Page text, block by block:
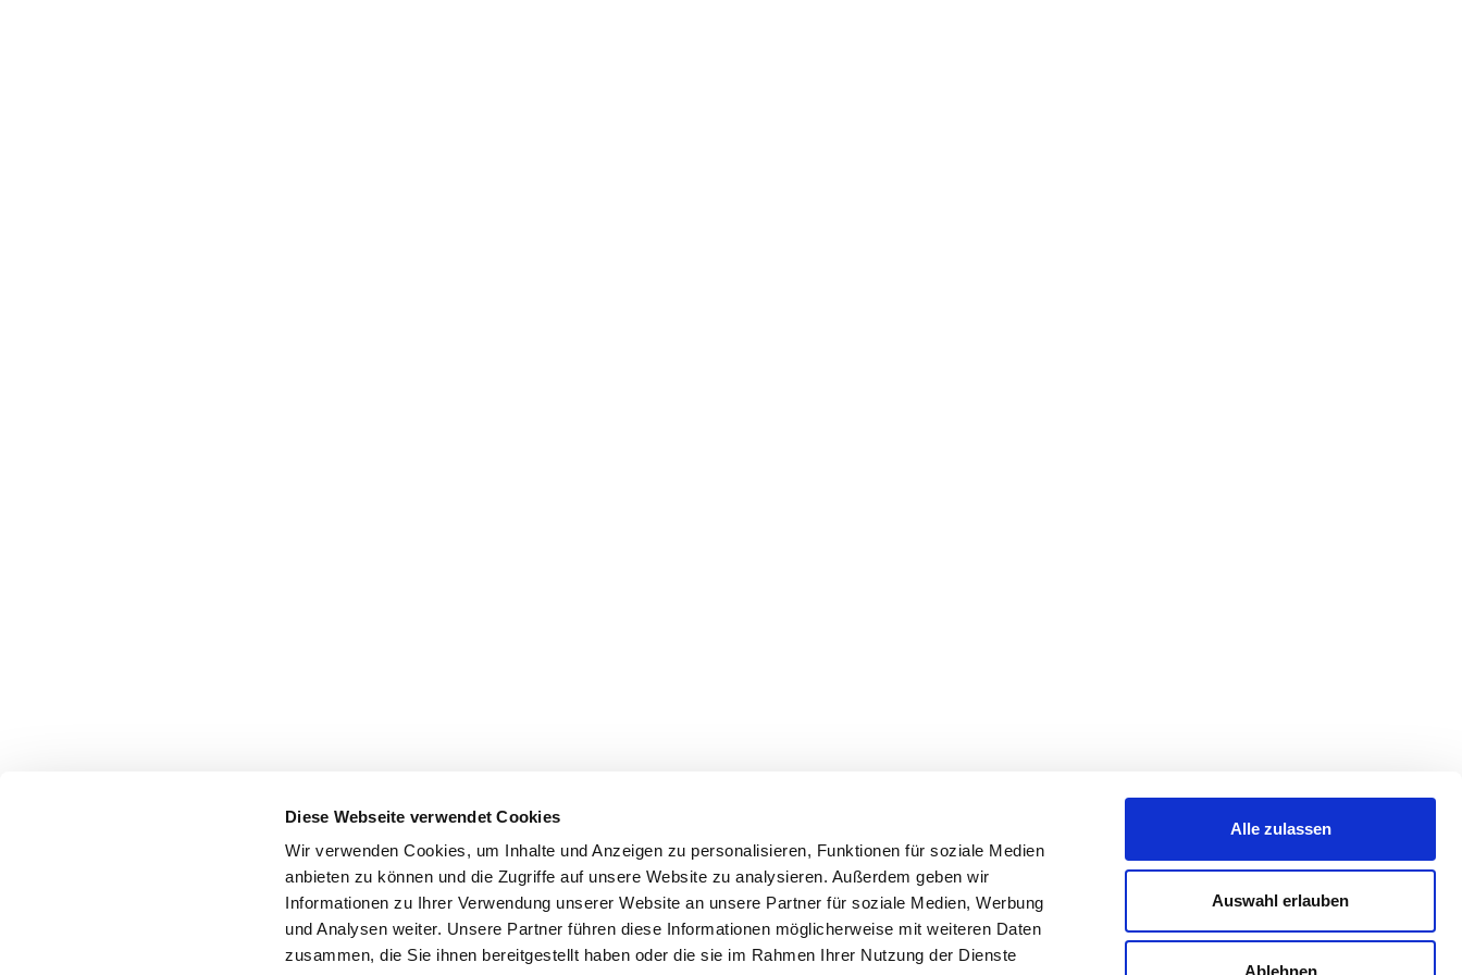
Diese Webseite verwendet Cookies
Wir verwenden Cookies, um Inhalte und Anzeigen zu personalisieren, Funktionen für soziale Medien
anbieten zu können und die Zugriffe auf unsere Website zu analysieren. Außerdem geben wir
Informationen zu Ihrer Verwendung unserer Website an unsere Partner für soziale Medien, Werbung
und Analysen weiter. Unsere Partner führen diese Informationen möglicherweise mit weiteren Daten
zusammen, die Sie ihnen bereitgestellt haben oder die sie im Rahmen Ihrer Nutzung der Dienste
Alle zulassen
Auswahl erlauben
Ablehnen